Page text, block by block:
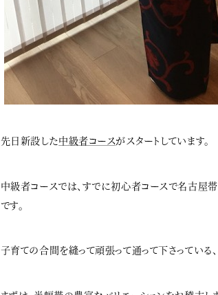
先日新設した中級者コースがスタートしています。
中級者コースでは、すでに初心者コースで名古屋
です。
子育ての合間を縫って頑張って通って下さっている